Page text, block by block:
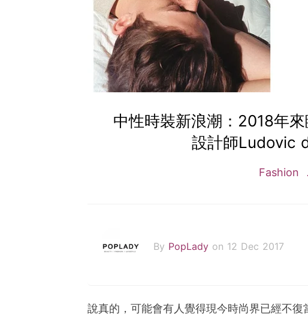
中性時裝新浪潮：2018年
設計師Ludovic
Fashion
By PopLady on 12 Dec 2017
說真的，可能會有人覺得現今時尚界已經不